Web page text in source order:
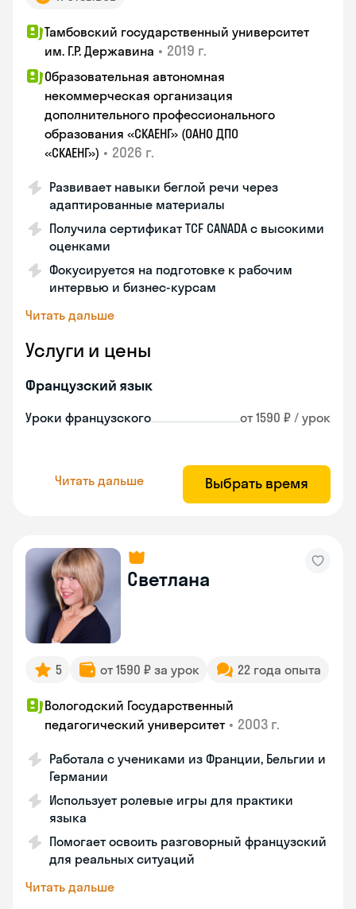
Тамбовский государственный университет
им. Г.Р. Державина • 2019 г.
Образовательная автономная
некоммерческая организация
дополнительного профессионального
образования «СКАЕНГ» (ОАНО ДПО
«СКАЕНГ») • 2026 г.
Развивает навыки беглой речи через
адаптированные материалы
Получила сертификат TCF CANADA с высокими
оценками
Фокусируется на подготовке к рабочим
интервью и бизнес-курсам
Читать дальше
Услуги и цены
Французский язык
Уроки французского от 1590 ₽ / урок
Читать дальше Выбрать время
Светлана
5 от 1590 ₽ за урок 22 года опыта
Вологодский Государственный
педагогический университет • 2003 г.
Работала с учениками из Франции, Бельгии и
Германии
Использует ролевые игры для практики
языка
Помогает освоить разговорный французский
для реальных ситуаций
Читать дальше